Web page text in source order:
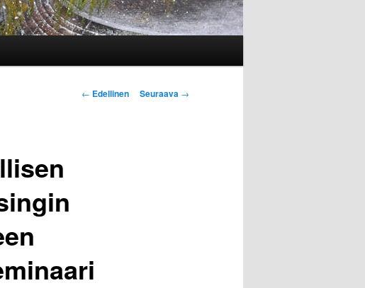
Artikkelien
← Edellinen Seuraava →